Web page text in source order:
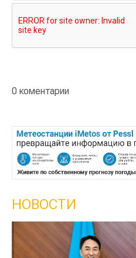
0 коментарии
НОВОСТИ